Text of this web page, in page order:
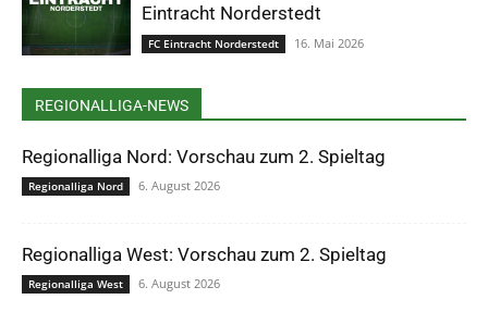
Eintracht Norderstedt
FC Eintracht Norderstedt 16. Mai 2026
REGIONALLIGA-NEWS
Regionalliga Nord: Vorschau zum 2. Spieltag
Regionalliga Nord 6. August 2026
Regionalliga West: Vorschau zum 2. Spieltag
Regionalliga West 6. August 2026